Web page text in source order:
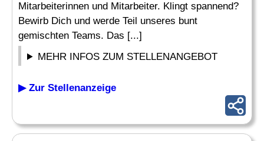
Mitarbeiterinnen und Mitarbeiter. Klingt spannend?
Bewirb Dich und werde Teil unseres bunt
gemischten Teams. Das [...]
MEHR INFOS ZUM STELLENANGEBOT
▶ Zur Stellenanzeige